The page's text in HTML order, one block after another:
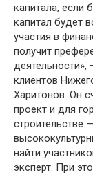
капитала, если
капитал будет
участия в
получит
деятельности»,
клиентов
Харитонов. Он
проект и для
строительстве
найти
эксперт. При